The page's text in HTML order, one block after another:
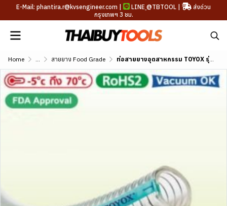
E-Mail: phantira.r@kvsengineer.com | LINE @TBTOOL |
ส่งด่วน
กรุงเทพฯ 3 ชม.
Home ... สายยาง Food Grade ท่อสายยางอุตสาหกรรม TOYOX รุ่น TOYOFOODS-S ขนาด 1"-4"